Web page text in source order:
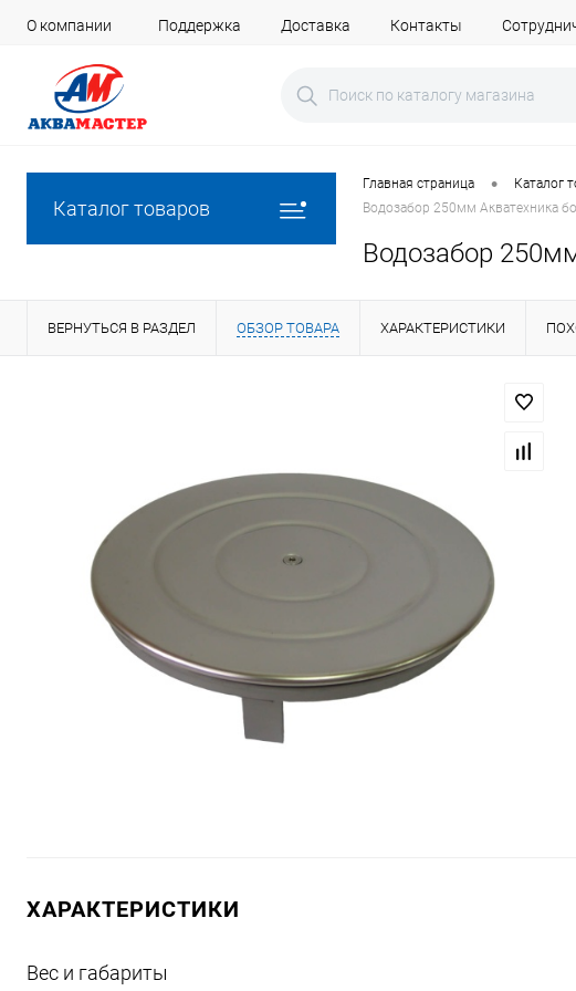
О компании Поддержка Доставка Контакты
Каталог товаров
Главная страница • Каталог
Водозабор 250мм Акватехника
Водозабор
ВЕРНУТЬСЯ В РАЗДЕЛ ОБЗОР ТОВАРА ХАРАКТЕРИСТИКИ
ХАРАКТЕРИСТИКИ
Вес и габариты